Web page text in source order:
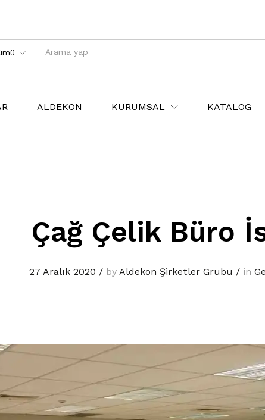
ALDEKON KURUMSAL KATALOG
Çağ Çelik Büro
27 Aralık 2020 /by Aldekon Şirketler Grubu /in